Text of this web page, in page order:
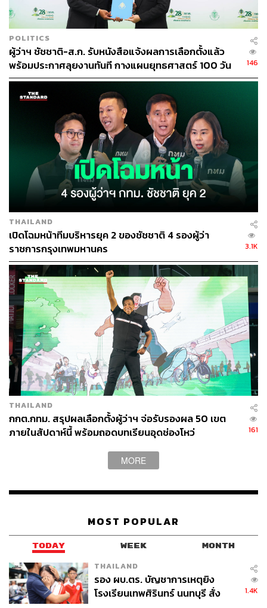
POLITICS
ผู้ว่าฯ ชัชชาติ-ส.ก. รับหนังสือแจ้งผลการเลือกตั้งแล้ว
พร้อมประกาศลุยงานทันที กางแผนยุทธศาสตร์ 100 วัน
261 โครงการ
146
THAILAND
เปิดโฉมหน้าทีมบริหารยุค 2 ของชัชชาติ 4 รองผู้ว่า
ราชการกรุงเทพมหานคร
3.1K
THAILAND
กกต.กทม. สรุปผลเลือกตั้งผู้ว่าฯ จ่อรับรองผล 50 เขต
ภายในสัปดาห์นี้ พร้อมถอดบทเรียนอุดช่องโหว่
161
MORE
MOST POPULAR
TODAY WEEK MONTH
THAILAND
รอง ผบ.ตร. บัญชาการเหตุยิง
โรงเรียนเทพศิรินทร์ นนทบุรี สั่ง
1.4K